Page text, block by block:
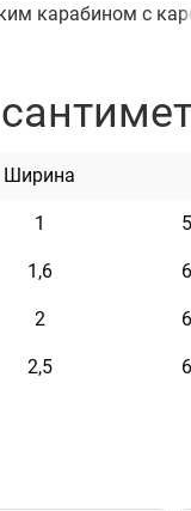
карабином с
и черный.
Ширина
1
1,6
2
2,5